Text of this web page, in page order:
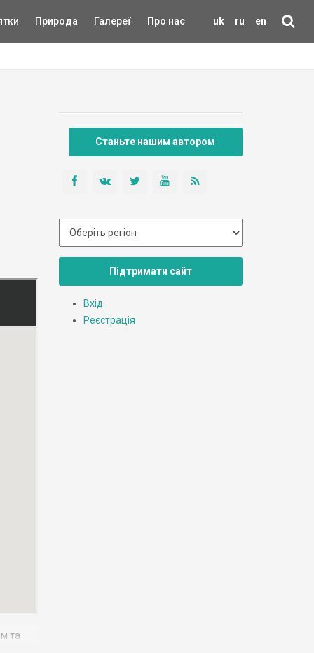
uk ru en
Природа Галереї Про нас
та
Станьте нашим автором
Підтримати сайт
Вхід
Реєстрація